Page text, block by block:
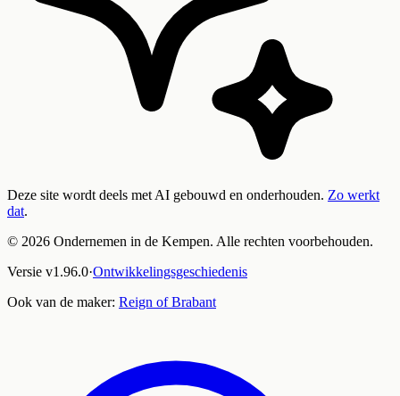
Deze site wordt deels met AI gebouwd en onderhouden. Zo werkt
dat.
© 2026 Ondernemen in de Kempen. Alle rechten voorbehouden.
Versie v1.96.0·Ontwikkelingsgeschiedenis
Ook van de maker: Reign of Brabant